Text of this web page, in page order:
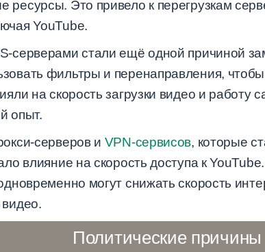
ресурсы. Это привело к перегрузкам
YouTube.
серверами стали ещё одной причиной
фильтры и перенаправления,
на скорость загрузки видео и работу
опыт.
серверов и VPN-сервисов, которые
влияние на скорость доступа к
могут снижать скорость
видео.
Политические причины